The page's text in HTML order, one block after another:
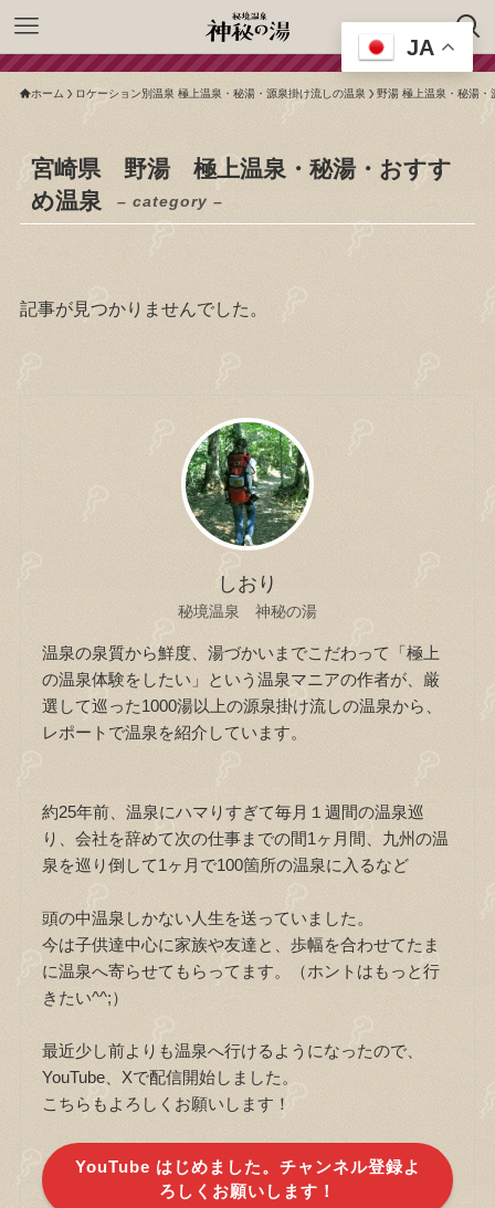
ホーム ロケーション別温泉 極上温泉・秘湯・源泉掛け流しの温泉 野湯 極上温泉・秘湯・
宮崎県 野湯 極上温泉・秘湯・おすす
め温泉
– category –
記事が見つかりませんでした。
しおり
秘境温泉 神秘の湯
温泉の泉質から鮮度、湯づかいまでこだわって「極上
の温泉体験をしたい」という温泉マニアの作者が、厳
選して巡った1000湯以上の源泉掛け流しの温泉から、
レポートで温泉を紹介しています。
約25年前、温泉にハマりすぎて毎月１週間の温泉巡
り、会社を辞めて次の仕事までの間1ヶ月間、九州の温
泉を巡り倒して1ヶ月で100箇所の温泉に入るなど
頭の中温泉しかない人生を送っていました。
今は子供達中心に家族や友達と、歩幅を合わせてたま
に温泉へ寄らせてもらってます。（ホントはもっと行
きたい^^;）
最近少し前よりも温泉へ行けるようになったので、
YouTube、Xで配信開始しました。
こちらもよろしくお願いします！
YouTube はじめました。チャンネル登録よ
ろしくお願いします！
JA